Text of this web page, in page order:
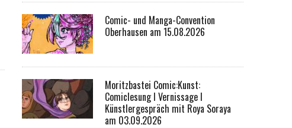
Comic- und Manga-Convention
Oberhausen am 15.08.2026
Moritzbastei Comic:Kunst:
Comiclesung I Vernissage I
Künstlergespräch mit Roya Soraya
am 03.09.2026